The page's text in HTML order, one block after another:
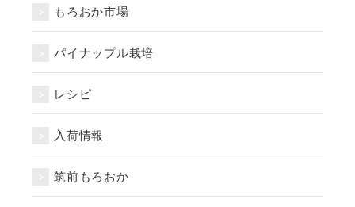
もろおか市場
パイナップル栽培
レシピ
入荷情報
筑前もろおか